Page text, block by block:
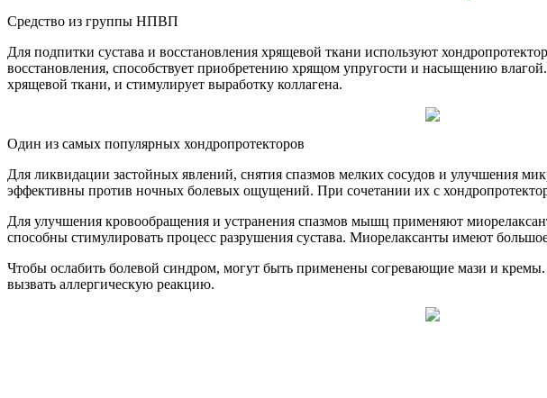
Средство из группы НПВП
Для подпитки сустава и восстановления хрящевой ткани используют
восстановления, способствует приобретению хрящом упругости и насыщению
хрящевой ткани, и стимулирует выработку коллагена.
Один из самых популярных хондропротекторов
Для ликвидации застойных явлений, снятия спазмов мелких сосудов и улучшения
эффективны против ночных болевых ощущений. При сочетании их с
Для улучшения кровообращения и устранения спазмов мышц применяют
способны стимулировать процесс разрушения сустава. Миорелаксанты имеют
Чтобы ослабить болевой синдром, могут быть применены согревающие мази и
вызвать аллергическую реакцию.